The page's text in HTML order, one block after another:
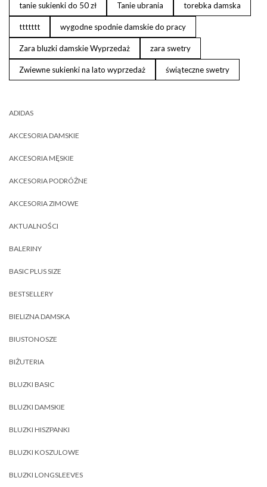
tanie sukienki do 50 zł Tanie ubrania torebka damska
ttttttt wygodne spodnie damskie do pracy
Zara bluzki damskie Wyprzedaż zara swetry
Zwiewne sukienki na lato wyprzedaż świąteczne swetry
ADIDAS
AKCESORIA DAMSKIE
AKCESORIA MĘSKIE
AKCESORIA PODRÓŻNE
AKCESORIA ZIMOWE
AKTUALNOŚCI
BALERINY
BASIC PLUS SIZE
BESTSELLERY
BIELIZNA DAMSKA
BIUSTONOSZE
BIŻUTERIA
BLUZKI BASIC
BLUZKI DAMSKIE
BLUZKI HISZPANKI
BLUZKI KOSZULOWE
BLUZKI LONGSLEEVES